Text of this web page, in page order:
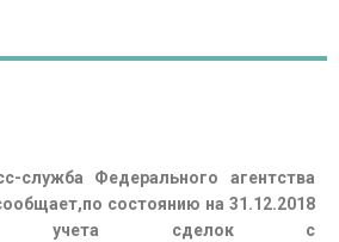
служба Федерального агентства
состоянию на 31.12.2018
учета сделок с